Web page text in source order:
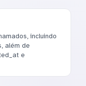
incluindo
além de
e